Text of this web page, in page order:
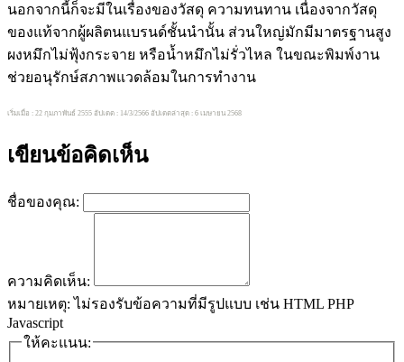
นอกจากนี้ก็จะมีในเรื่องของวัสดุ ความทนทาน เนื่องจากวัสดุ
ของแท้จากผู้ผลิตนแบรนด์ชั้นนำนั้น ส่วนใหญ่มักมีมาตรฐานสูง
ผงหมึกไม่ฟุ้งกระจาย หรือน้ำหมึกไม่รั่วไหล ในขณะพิมพ์งาน
ช่วยอนุรักษ์สภาพแวดล้อมในการทำงาน
เริ่มเมื่อ : 22 กุมภาพันธ์ 2555 อัปเดต : 14/3/2566 อัปเดตล่าสุด : 6 เมษายน 2568
เขียนข้อคิดเห็น
ชื่อของคุณ:
ความคิดเห็น:
หมายเหตุ: ไม่รองรับข้อความที่มีรูปแบบ เช่น HTML PHP
Javascript
ให้คะแนน: